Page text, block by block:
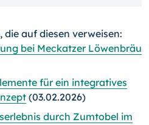
auf diesen verweisen:
bei Meckatzer Löwenbräu
für ein integratives
(03.02.2026)
durch Zumtobel im